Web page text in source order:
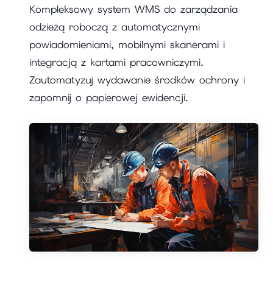
Kompleksowy system WMS do zarządzania
odzieżą roboczą z automatycznymi
powiadomieniami, mobilnymi skanerami i
integracją z kartami pracowniczymi.
Zautomatyzuj wydawanie środków ochrony i
zapomnij o papierowej ewidencji.